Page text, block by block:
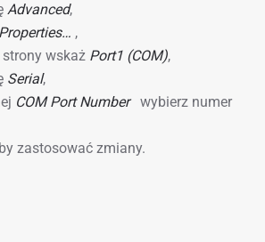
Advanced,
Properties… ,
wskaż Port1 (COM),
Serial,
COM Port Number wybierz numer
zastosować zmiany.